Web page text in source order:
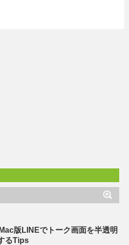
版LINEでトーク画面を半透明
るTips